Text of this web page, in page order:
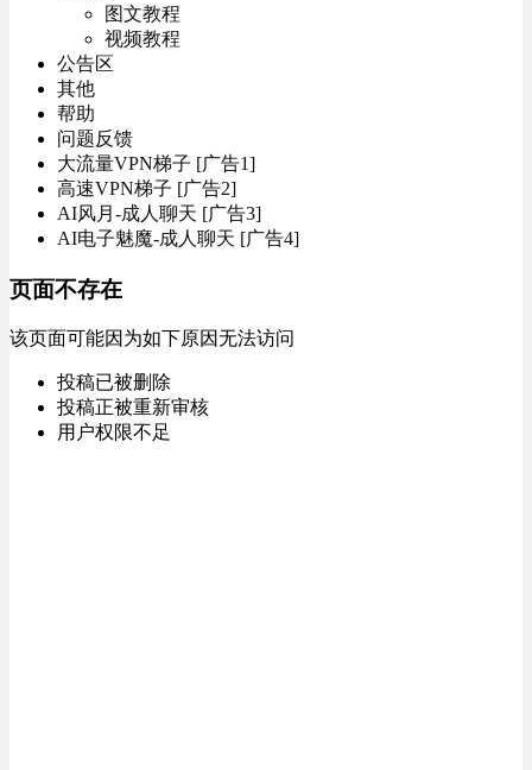
图文教程
视频教程
公告区
其他
帮助
问题反馈
大流量VPN梯子 [广告1]
高速VPN梯子 [广告2]
AI风月-成人聊天 [广告3]
AI电子魅魔-成人聊天 [广告4]
页面不存在
该页面可能因为如下原因无法访问
投稿已被删除
投稿正被重新审核
用户权限不足